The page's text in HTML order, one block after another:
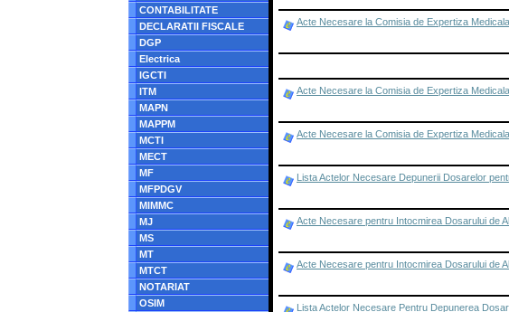
CONTABILITATE
DECLARATII FISCALE
DGP
Electrica
IGCTI
ITM
MAPN
MAPPM
MCTI
MECT
MF
MFPDGV
MIMMC
MJ
MS
MT
MTCT
NOTARIAT
OSIM
Acte Necesare la Comisia de Expertiza
Acte Necesare la Comisia de Expertiza Medicala
Acte Necesare la Comisia de Expertiza Medicala
Lista Actelor Necesare Depunerii Dosarelor
Acte Necesare pentru Intocmirea Dosarului de
Acte Necesare pentru Intocmirea Dosarului de
Lista Actelor Necesare Pentru Depunerea